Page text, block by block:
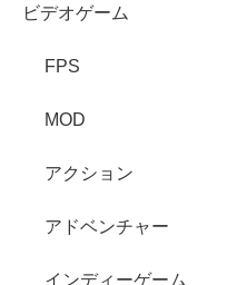
ビデオゲーム
FPS
MOD
アクション
アドベンチャー
インディーゲーム